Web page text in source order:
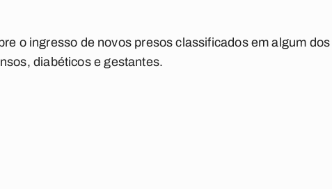
o ingresso de novos presos classificados em algum
diabéticos e gestantes.